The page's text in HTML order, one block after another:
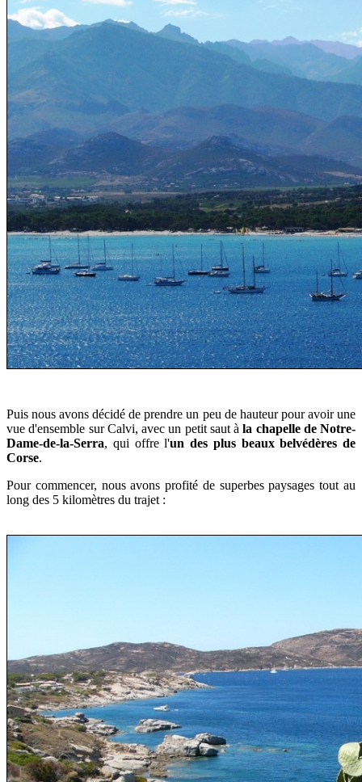
Puis nous avons décidé de prendre un peu de hauteur pour avoir une
vue d'ensemble sur Calvi, avec un petit saut àla chapelle de Notre-
Dame-de-la-Serra, qui offre l'un des plus beaux belvédères de
Corse.
Pour commencer, nous avons profité de superbes paysages tout au
long des 5 kilomètres du trajet :